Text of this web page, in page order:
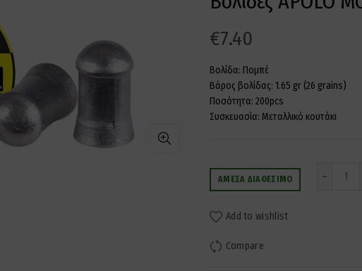
€7.40
Βολίδα: Πομπέ
Βάρος βολίδας: 1.65 gr (26 grains)
Ποσότητα: 200pcs
Συσκευασία: Μεταλλικό κουτάκι
ΆΜΕΣΑ ΔΙΑΘΈΣΙΜΟ
Add to wishlist
Compare